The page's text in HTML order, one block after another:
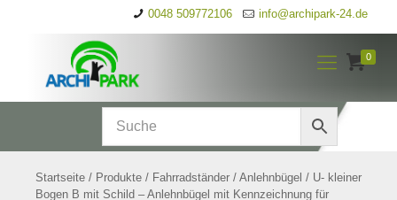
0048 509772106 info@archipark-24.de
0
Startseite / Produkte / Fahrradständer / Anlehnbügel / U- kleiner
Bogen B mit Schild – Anlehnbügel mit Kennzeichnung für